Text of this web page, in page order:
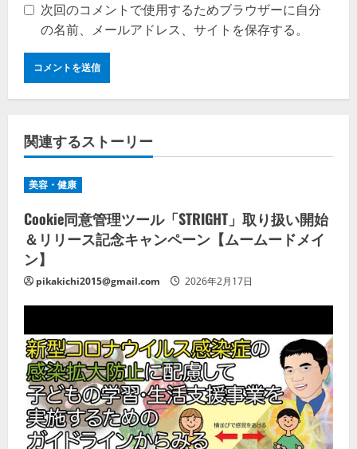
次回のコメントで使用するためブラウザーに自分
の名前、メールアドレス、サイトを保存する。
関連するストーリー
美容・健康
Cookie同意管理ツール「STRIGHT」取り扱い開始
＆リリース記念キャンペーン【ムームードメイ
ン】
pikakichi2015@gmail.com 2026年2月17日